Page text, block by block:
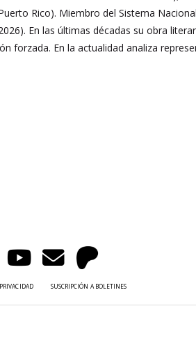
Rico). Miembro del Sistema
En las últimas décadas su obra
forzada. En la actualidad analiza
SUSCRIPCIÓN A BOLETINES